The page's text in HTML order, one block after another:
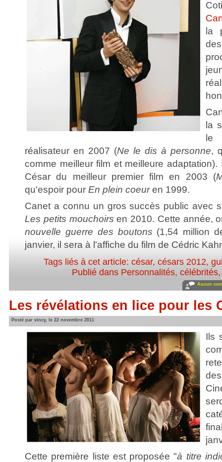
la
la
le
réalisateur en 2007 (Ne le dis à personne,
comme meilleur film et meilleure
César du meilleur premier film en 2003 (
qu'espoir pour En plein coeuren 1999.
Canet a connu un gros succès public avec
Les petits mouchoirs en 2010. Cette année,
nouvelle guerre des boutons (1,54 million
janvier, il sera à l'affiche du film de Cédric
Tags liés à cet article: césar, césars 2012,
Publié dans Personnalités,
Aucun
Les révélations en lice pour les
Posté par vincy, le 22 novembre 2011
Ils
Cette première liste est proposée "à titre